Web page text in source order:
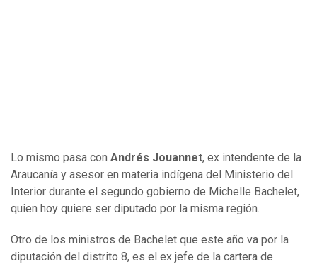
Lo mismo pasa con Andrés Jouannet, ex intendente de la
Araucanía y asesor en materia indígena del Ministerio del
Interior durante el segundo gobierno de Michelle Bachelet,
quien hoy quiere ser diputado por la misma región.
Otro de los ministros de Bachelet que este año va por la
diputación del distrito 8, es el ex jefe de la cartera de